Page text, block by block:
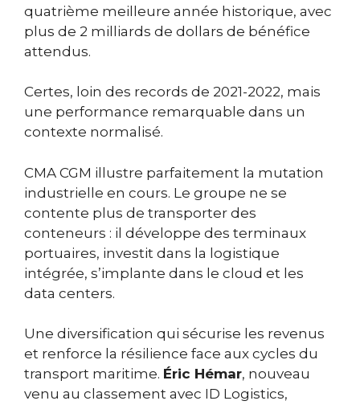
quatrième meilleure année historique, avec
plus de 2 milliards de dollars de bénéfice
attendus.
Certes, loin des records de 2021-2022, mais
une performance remarquable dans un
contexte normalisé.
CMA CGM illustre parfaitement la mutation
industrielle en cours. Le groupe ne se
contente plus de transporter des
conteneurs : il développe des terminaux
portuaires, investit dans la logistique
intégrée, s’implante dans le cloud et les
data centers.
Une diversification qui sécurise les revenus
et renforce la résilience face aux cycles du
transport maritime. Éric Hémar, nouveau
venu au classement avec ID Logistics,